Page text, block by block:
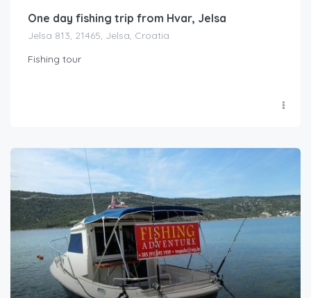
One day fishing trip from Hvar, Jelsa
Jelsa 813, 21465, Jelsa, Croatia
Fishing tour